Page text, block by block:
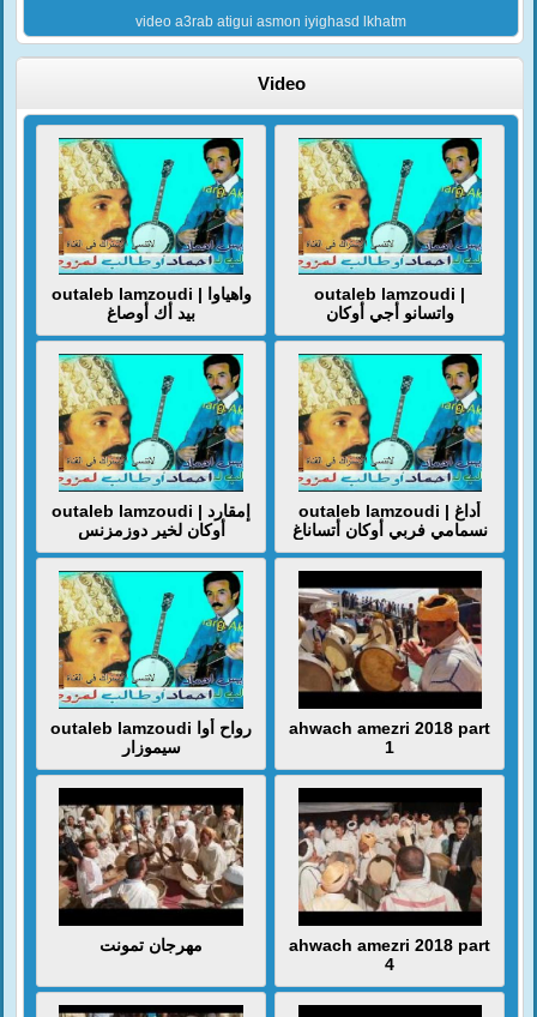
video a3rab atigui asmon iyighasd lkhatm
Video
outaleb lamzoudi | واهياوا
بيد أك أوصاغ
outaleb lamzoudi |
واتسانو أجي أوكان
outaleb lamzoudi | إمقارد
أوكان لخير دوزمزنس
outaleb lamzoudi | أداغ
نسمامي فربي أوكان أتساناغ
outaleb lamzoudi رواح أوا
سيموزار
ahwach amezri 2018 part
1
مهرجان تمونت
ahwach amezri 2018 part
4